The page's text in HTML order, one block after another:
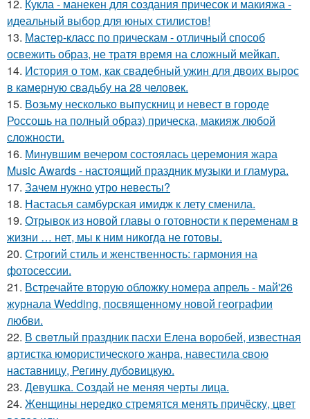
12. Кукла - манекен для создания причесок и макияжа -
идеальный выбор для юных стилистов!
13. Мастер-класс по прическам - отличный способ
освежить образ, не тратя время на сложный мейкап.
14. История о том, как свадебный ужин для двоих вырос
в камерную свадьбу на 28 человек.
15. Возьму несколько выпускниц и невест в городе
Россошь на полный образ) прическа, макияж любой
сложности.
16. Минувшим вечером состоялась церемония жара
Music Awards - настоящий праздник музыки и гламура.
17. Зачем нужно утро невесты?
18. Настасья самбурская имидж к лету сменила.
19. Отрывок из новой главы о готовности к переменам в
жизни … нет, мы к ним никогда не готовы.
20. Строгий стиль и женственность: гармония на
фотосессии.
21. Встречайте вторую обложку номера апрель - май'26
журнала Wedding, посвященному новой географии
любви.
22. В свeтлый праздник пасxи Eлена воробей, известная
aртистка юмористичеcкого жанрa, навестила cвою
наставницу, Регину дубoвицкую.
23. Девушка. Создай не меняя черты лица.
24. Женщины нередко стремятся менять причёску, цвет